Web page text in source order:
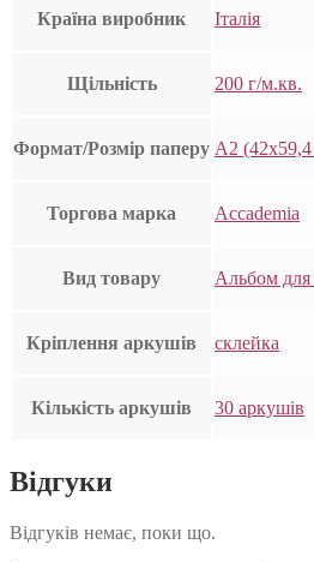
Країна виробник Італія
Щільність 200 г/м.кв.
Формат/Розмір паперу А2
Торгова марка Accademia
Вид товару Альбом для
Кріплення аркушів склейка
Кількість аркушів 30 аркушів
Відгуки
Відгуків немає, поки що.